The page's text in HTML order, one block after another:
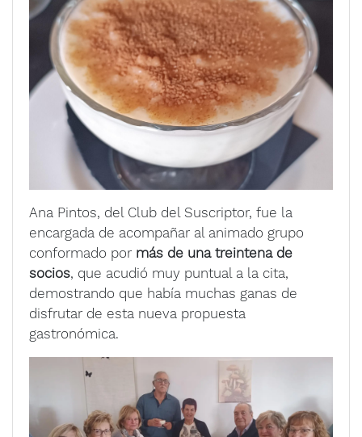
Ana Pintos, del Club del Suscriptor, fue la
encargada de acompañar al animado grupo
conformado por más de una treintena de
socios, que acudió muy puntual a la cita,
demostrando que había muchas ganas de
disfrutar de esta nueva propuesta
gastronómica.